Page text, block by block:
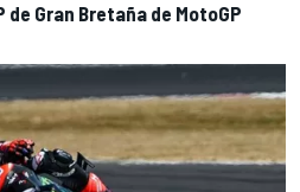
Gran Bretaña de MotoGP